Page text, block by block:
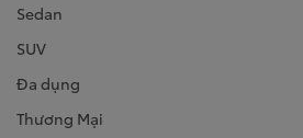
Sedan
SUV
Đa dụng
Thương Mại